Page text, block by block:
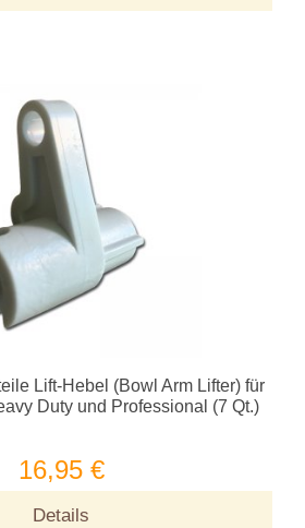
Lift-Hebel (Bowl Arm Lifter) für
Duty und Professional (7 Qt.)
16,95 €
Details